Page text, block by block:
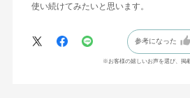
使い続けてみたいと思います。
参考になった
※お客様の嬉しいお声を選び、掲